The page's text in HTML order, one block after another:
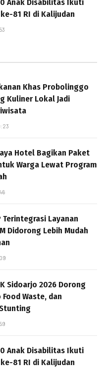
Anak Disabilitas Ikuti
ke-81 RI di Kalijudan
Khas Probolinggo
Kuliner Lokal Jadi
Hotel Bagikan Paket
Warga Lewat Program
Terintegrasi Layanan
Didorong Lebih Mudah
Sidoarjo 2026 Dorong
Food Waste, dan
Anak Disabilitas Ikuti
ke-81 RI di Kalijudan